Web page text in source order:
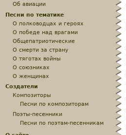
Об авиации
Песни по тематике
О полководцах и героях
О победе над врагами
Общепатриотические
О смерти за страну
О тяготах войны
О союзниках
О женщинах
Создатели
Композиторы
Песни по композиторам
Поэты-песенники
Песни по поэтам-песенникам